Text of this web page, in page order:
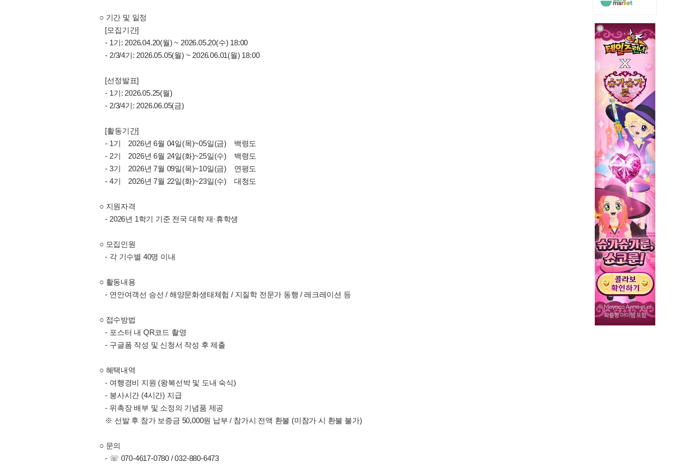
○ 기간 및 일정
[모집기간]
- 1기: 2026.04.20(월) ~ 2026.05.20(수) 18:00
- 2/3/4기: 2026.05.05(월) ~ 2026.06.01(월) 18:00
[선정발표]
- 1기: 2026.05.25(월)
- 2/3/4기: 2026.06.05(금)
[활동기간]
- 1기 2026년 6월 04일(목)~05일(금) 백령도
- 2기 2026년 6월 24일(화)~25일(수) 백령도
- 3기 2026년 7월 09일(목)~10일(금) 연평도
- 4기 2026년 7월 22일(화)~23일(수) 대청도
○ 지원자격
- 2026년 1학기 기준 전국 대학 재·휴학생
○ 모집인원
- 각 기수별 40명 이내
○ 활동내용
- 연안여객선 승선 / 해양문화생태체험 / 지질학 전문가 동행 / 레크레이션 등
○ 접수방법
- 포스터 내 QR코드 촬영
- 구글폼 작성 및 신청서 작성 후 제출
○ 혜택내역
- 여행경비 지원 (왕복선박 및 도내 숙식)
- 봉사시간 (4시간) 지급
- 위촉장 배부 및 소정의 기념품 제공
※ 선발 후 참가 보증금 50,000원 납부 / 참가시 전액 환불 (미참가 시 환불 불가)
○ 문의
- ☏ 070-4617-0780 / 032-880-6473